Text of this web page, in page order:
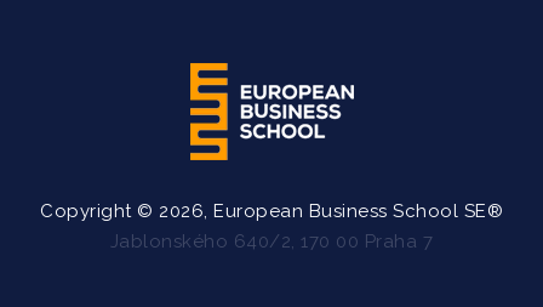
Copyright © 2026, European Business School SE®
Jablonského 640/2, 170 00 Praha 7